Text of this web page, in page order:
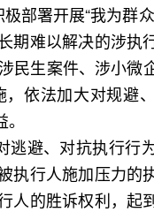
极部署开展“我为
期难以解决的涉执
民生案件、涉小微
依法加大对规避
避、对抗执行行
执行人施加压力的
人的胜诉权利，起